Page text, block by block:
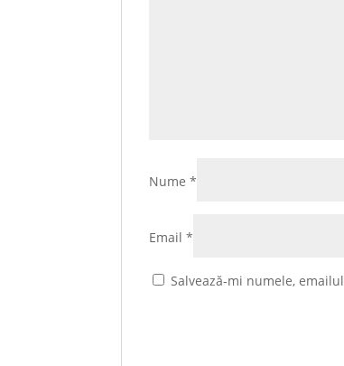
Nume*
Email*
Salvează-mi numele,